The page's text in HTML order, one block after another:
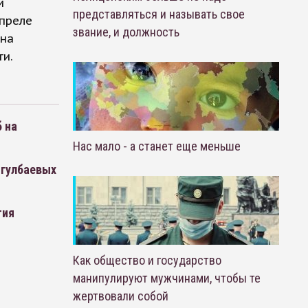
на
представляться и называть свое
звание, и должность
Нас мало - а станет еще меньше
Как общество и государство
манипулируют мужчинами, чтобы те
жертвовали собой